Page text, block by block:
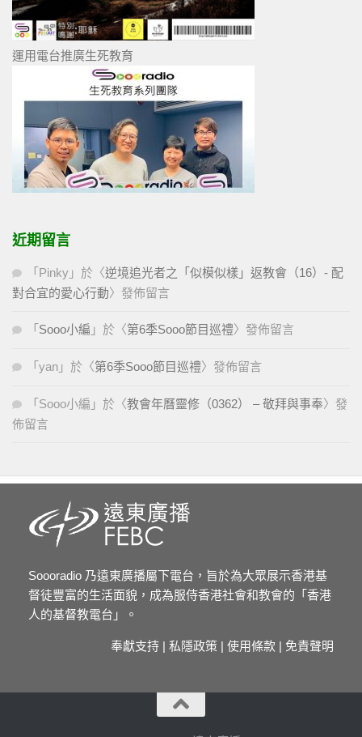
運用電台推廣生死教育
近期留言
「 Pinky 」於〈逆境追光者之「似模似樣」返教會（16）- 配
對合宜的愛心行動〉發佈留言
「 Sooo小編 」於〈第6季Sooo節目巡禮〉發佈留言
「 yan 」於〈第6季Sooo節目巡禮〉發佈留言
「 Sooo小編 」於〈教會年曆靈修（0362） – 敬拜與事奉〉發
佈留言
Soooradio 乃遠東廣播屬下電台，旨於為大眾展示香港基
督徒豐富的生活面貌，成為服侍香港社會和教會的「香港
人的基督教電台」。
奉獻支持 | 私隱政策 | 使用條款 | 免責聲明